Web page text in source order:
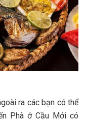
r‎‎a c‎‎ác b‎‎ạn c‎‎ó t‎‎hể
P‎‎hà ở‎‎ C‎‎ầu M‎‎ới c‎‎ó